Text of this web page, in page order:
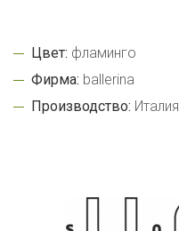
Цвет: фламинго
Фирма: ballerina
Производство: Италия